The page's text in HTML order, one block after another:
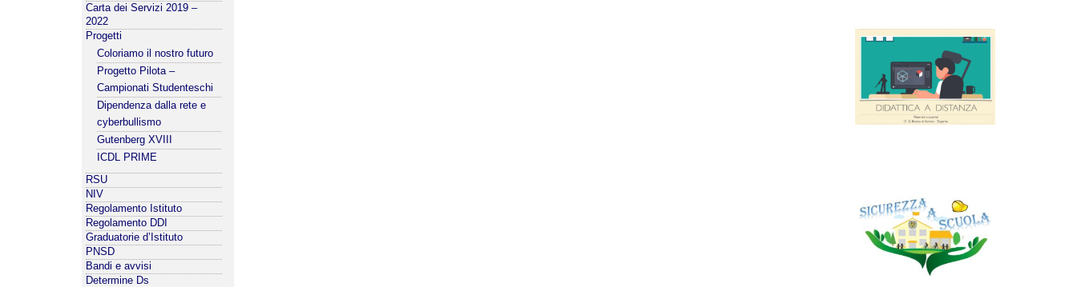
Carta dei Servizi 2019 –
2022
Progetti
Coloriamo il nostro futuro
Progetto Pilota –
Campionati Studenteschi
Dipendenza dalla rete e
cyberbullismo
Gutenberg XVIII
ICDL PRIME
RSU
NIV
Regolamento Istituto
Regolamento DDI
Graduatorie d’Istituto
PNSD
Bandi e avvisi
Determine Ds